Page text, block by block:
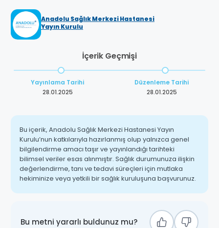
Anadolu Sağlık Merkezi Hastanesi
Yayın Kurulu
İçerik Geçmişi
Yayınlama Tarihi
28.01.2025
Düzenleme Tarihi
28.01.2025
Bu içerik, Anadolu Sağlık Merkezi Hastanesi Yayın
Kurulu’nun katkılarıyla hazırlanmış olup yalnızca genel
bilgilendirme amacı taşır ve yayınlandığı tarihteki
bilimsel veriler esas alınmıştır. Sağlık durumunuza ilişkin
değerlendirme, tanı ve tedavi süreçleri için mutlaka
hekiminize veya yetkili bir sağlık kuruluşuna başvurunuz.
Bu metni yararlı buldunuz mu?